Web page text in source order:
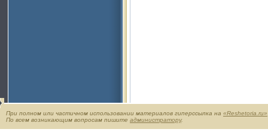
При полном или частичном использовании материалов гиперссылка на «Reshetoria.ru»
По всем возникающим вопросам пишите администратору.